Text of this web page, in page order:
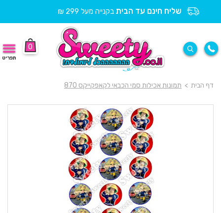
שליח חינם עד הבית בקנייה מעל 299 ₪
0
תפריט
דף הבית > תמונות אכילות סמי הכבאי לקאפקייקס 870